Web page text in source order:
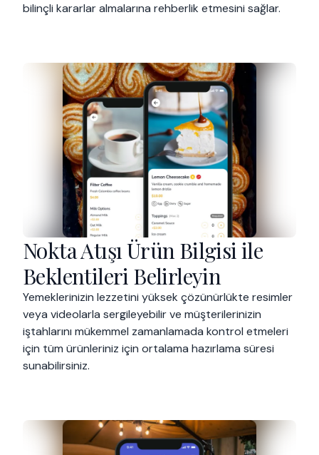
bilinçli kararlar almalarına rehberlik etmesini sağlar.
Nokta Atışı Ürün Bilgisi ile
Beklentileri Belirleyin
Yemeklerinizin lezzetini yüksek çözünürlükte resimler
veya videolarla sergileyebilir ve müşterilerinizin
iştahlarını mükemmel zamanlamada kontrol etmeleri
için tüm ürünleriniz için ortalama hazırlama süresi
sunabilirsiniz.